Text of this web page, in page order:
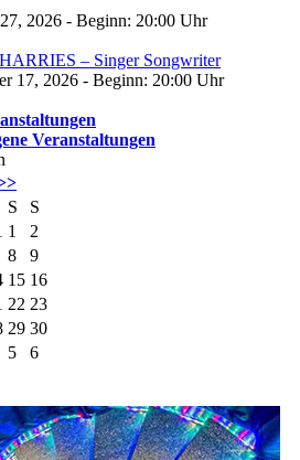
2026 - Beginn: 20:00 Uhr
– Singer Songwriter
17, 2026 - Beginn: 20:00 Uhr
Veranstaltungen
S
S
1
2
8
9
15 16
22 23
29 30
5
6